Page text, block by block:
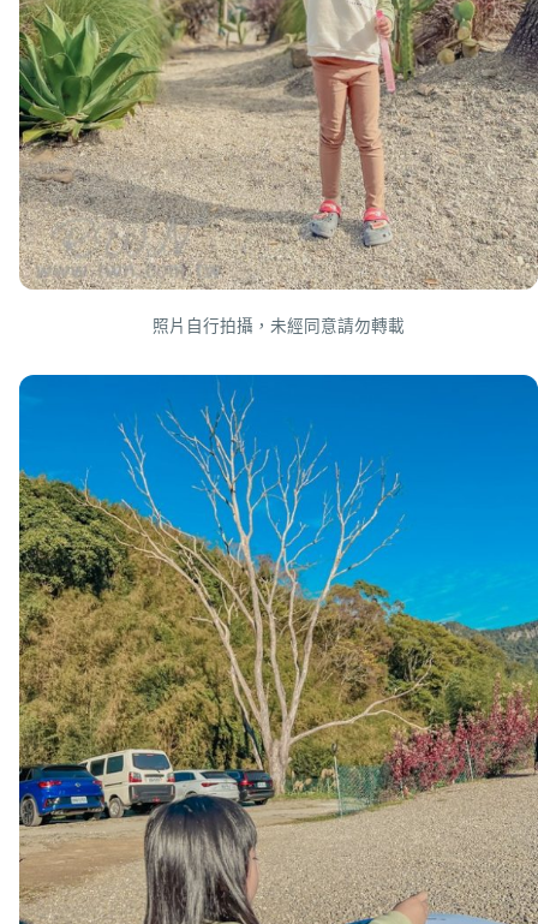
照片自行拍攝，未經同意請勿轉載